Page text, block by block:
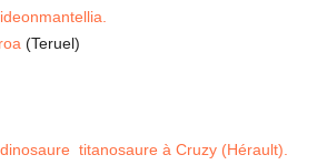
(Teruel)
titanosaure à Cruzy (Hérault).